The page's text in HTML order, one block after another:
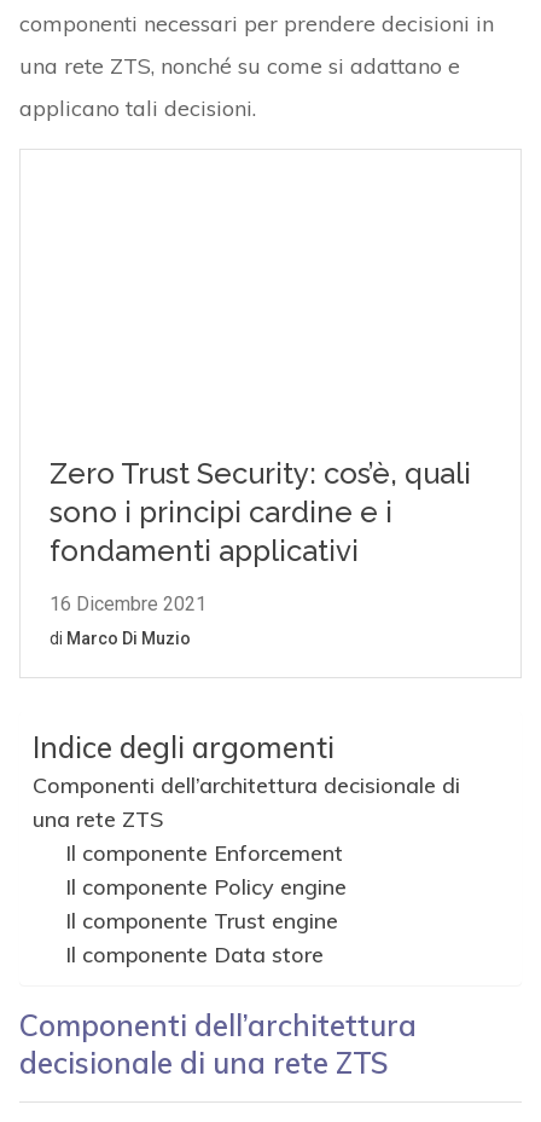
componenti necessari per prendere decisioni in
una rete ZTS, nonché su come si adattano e
applicano tali decisioni.
Indice degli argomenti
Componenti dell’architettura decisionale di
una rete ZTS
Il componente Enforcement
Il componente Policy engine
Il componente Trust engine
Il componente Data store
Componenti dell’architettura
decisionale di una rete ZTS